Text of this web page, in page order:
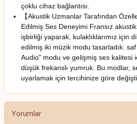
çoklu cihaz bağlantısı.
【Akustik Uzmanlar Tarafından
Edilmiş Ses Deneyimi Fransız akustik
işbirliği yaparak, kulaklıklarımız için
edilmiş iki müzik modu tasarladık:
Audio" modu ve gelişmiş ses kalitesi
düşük frekanslı yumruk. Bu modlar,
uyarlamak için tercihinize göre
Yorumlar